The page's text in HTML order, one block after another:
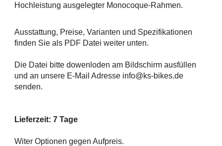
Hochleistung ausgelegter Monocoque-Rahmen.
Ausstattung, Preise, Varianten und Spezifikationen
finden Sie als PDF Datei weiter unten.
Die Datei bitte dowenloden am Bildschirm ausfüllen
und an unsere E-Mail Adresse info@ks-bikes.de
senden.
Lieferzeit: 7 Tage
Witer Optionen gegen Aufpreis.